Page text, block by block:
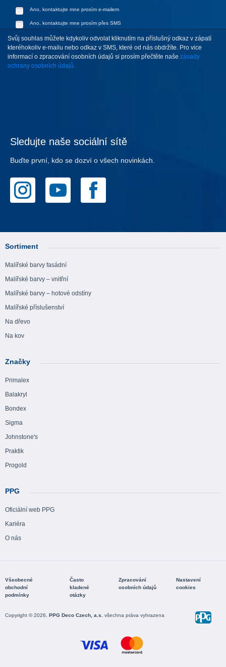
Ano, kontaktujte mne prosím e-mailem
Ano, kontaktujte mne prosím přes SMS
Svůj souhlas můžete kdykoliv odvolat kliknutím na příslušný odkaz v zápatí
kteréhokoliv e-mailu nebo odkaz v SMS, které od nás obdržíte. Pro vice
informací o zpracování osobních údajů si prosím přečtěte naše zásady
ochrany osobních údajů.
Sledujte naše sociální sítě
Buďte první, kdo se dozví o všech novinkách.
Sortiment
Malířské barvy fasádní
Malířské barvy – vnitřní
Malířské barvy – hotové odstíny
Malířské příslušenství
Na dřevo
Na kov
Značky
Primalex
Balakryl
Bondex
Sigma
Johnstone's
Praktik
Progold
PPG
Oficiální web PPG
Kariéra
O nás
Všeobecné
obchodní
podmínky
Často
kladené
otázky
Zpracování
osobních údajů
Nastavení
cookies
Copyright © 2026, PPG Deco Czech, a.s. všechna práva vyhrazena